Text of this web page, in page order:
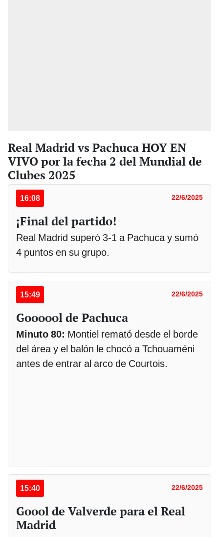
Real Madrid vs Pachuca HOY EN
VIVO por la fecha 2 del Mundial de
Clubes 2025
16:08 22/6/2025
¡Final del partido!
Real Madrid superó 3-1 a Pachuca y sumó
4 puntos en su grupo.
15:49 22/6/2025
Goooool de Pachuca
Minuto 80: Montiel remató desde el borde
del área y el balón le chocó a Tchouaméni
antes de entrar al arco de Courtois.
15:40 22/6/2025
Goool de Valverde para el Real
Madrid